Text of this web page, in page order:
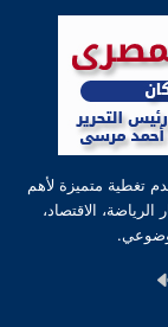
تغطية متميزة لأهم
الرياضة، الاقتصاد،